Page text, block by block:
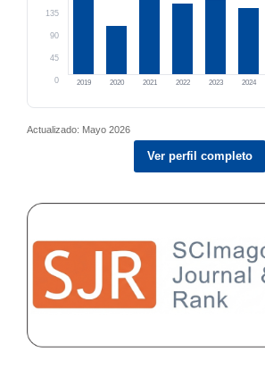
135
90
45
0 2019 2020 2021 2022 2023 2024
Actualizado: Mayo 2026
Ver perfil completo